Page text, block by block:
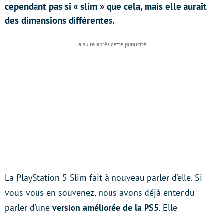
cependant pas si « slim » que cela, mais elle aurait
des dimensions différentes.
La PlayStation 5 Slim fait à nouveau parler d’elle. Si
vous vous en souvenez, nous avons déjà entendu
parler d’une version améliorée de la PS5. Elle